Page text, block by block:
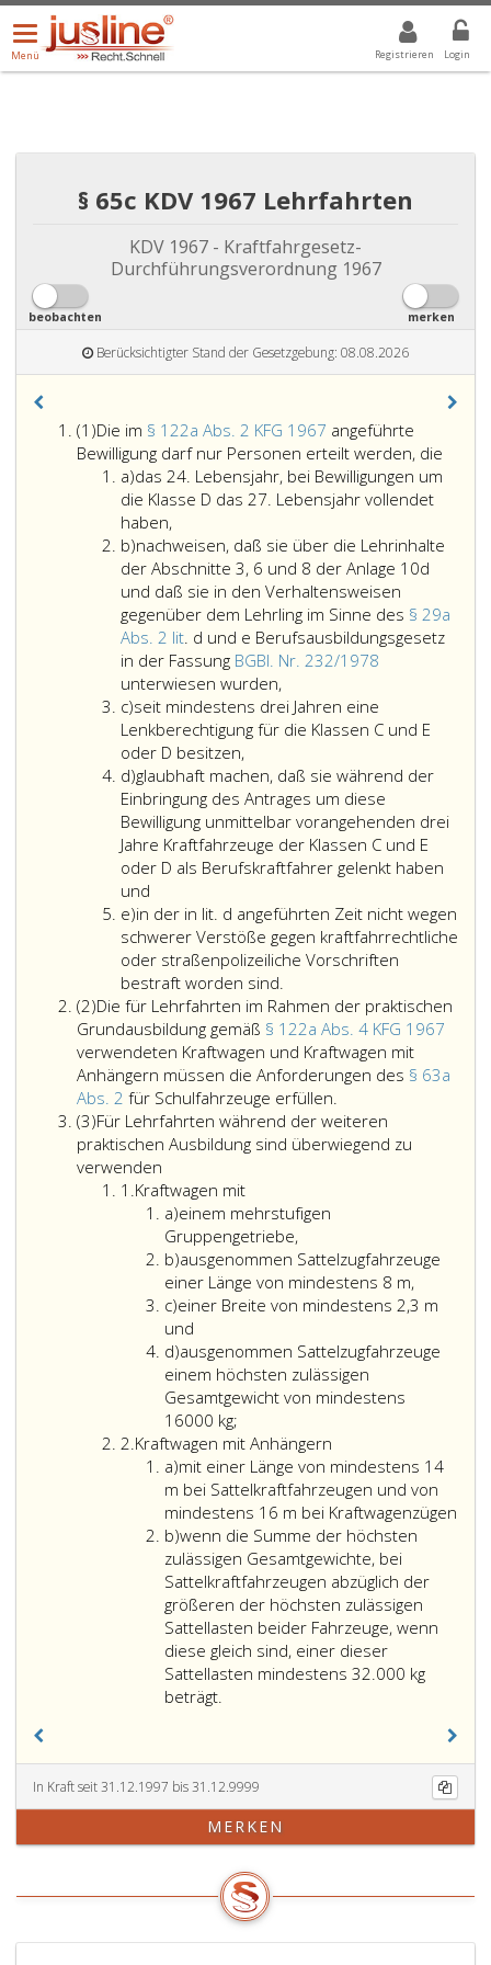
Registrieren Login
Menü
öffnen/schließen
Menü
ALLE DROPDOWN: GEWÄHLTER WERT IST ALLE
§ 65c KDV 1967 Lehrfahrten
KDV 1967 - Kraftfahrgesetz-
Durchführungsverordnung 1967
beobachten merken
Berücksichtigter Stand der Gesetzgebung: 08.08.2026
(1)Absatz
eins
Die im § 122a Abs. 2 KFG 1967 angeführte
Bewilligung darf nur Personen erteilt werden, die
a,
KFG
a)Litera
a
das 24. Lebensjahr, bei Bewilligungen um
die Klasse D das 27. Lebensjahr vollendet
haben,
b)Litera
b
nachweisen, daß sie über die Lehrinhalte
der Abschnitte 3, 6 und 8 der Anlage 10d
und daß sie in den Verhaltensweisen
gegenüber dem Lehrling im Sinne des § 29a
Abs. 2 lit. d und e Berufsausbildungsgesetz
in der Fassung BGBl. Nr. 232/1978
unterwiesen wurden,nachweisen,
daß
sie
die
Lehrinhalte
der
Abschnitte
3,
und
8
der
10d
und
daß
sie
in
den
Verhaltensweisen
Lehrling
im
Sinne
des
Paragraph
a,
Absatz
2,
d
und
e
Berufsausbildungsgesetz
in
der
Fassung
Bundesgesetzblatt
Nr. 232
aus
1978,
c)Litera
c
seit mindestens drei Jahren eine
Lenkberechtigung für die Klassen C und E
oder D besitzen,
d)Litera
d
glaubhaft machen, daß sie während der
Einbringung des Antrages um diese
Bewilligung unmittelbar vorangehenden drei
Jahre Kraftfahrzeuge der Klassen C und E
oder D als Berufskraftfahrer gelenkt haben
und
e)Litera
e
in der in lit. d angeführten Zeit nicht wegen
schwerer Verstöße gegen kraftfahrrechtliche
oder straßenpolizeiliche Vorschriften
bestraft worden sind.
der
in
Litera
d,
angeführten
Zeit
nicht
Verstöße
gegen
kraftfahrrechtliche
oder
straßenpolizeiliche
bestraft
worden
sind.
(2)Absatz
2
Die für Lehrfahrten im Rahmen der praktischen
Grundausbildung gemäß § 122a Abs. 4 KFG 1967
verwendeten Kraftwagen und Kraftwagen mit
Anhängern müssen die Anforderungen des § 63a
Abs. 2 für Schulfahrzeuge erfüllen.
für
Lehrfahrten
Grundausbildung
gemäß
Paragraph
a,
Absatz
4,
Kraftwagen
und
Kraftwagen
mit
Anhängern
müssen
die
Anforderungen
des
Paragraph
2,
Schulfahrzeuge
(3)Absatz
3
Für Lehrfahrten während der weiteren
praktischen Ausbildung sind überwiegend zu
verwenden
1.Ziffer
eins
Kraftwagen mit
a)Litera
a
einem mehrstufigen
Gruppengetriebe,
b)Litera
b
ausgenommen Sattelzugfahrzeuge
einer Länge von mindestens 8 m,
c)Litera
c
einer Breite von mindestens 2,3 m
und
d)Litera
d
ausgenommen Sattelzugfahrzeuge
einem höchsten zulässigen
Gesamtgewicht von mindestens
16000 kg;
2.Ziffer
Kraftwagen mit Anhängern
a)Litera
a
mit einer Länge von mindestens 14
m bei Sattelkraftfahrzeugen und von
mindestens 16 m bei Kraftwagenzügen
b)Litera
b
wenn die Summe der höchsten
zulässigen Gesamtgewichte, bei
Sattelkraftfahrzeugen abzüglich der
größeren der höchsten zulässigen
Sattellasten beider Fahrzeuge, wenn
diese gleich sind, einer dieser
Sattellasten mindestens 32.000 kg
beträgt.
In Kraft seit 31.12.1997 bis 31.12.9999
MERKEN